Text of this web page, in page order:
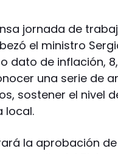
jornada de
el ministro
dato de inflación,
una serie de
sostener el nivel
local.
la aprobación